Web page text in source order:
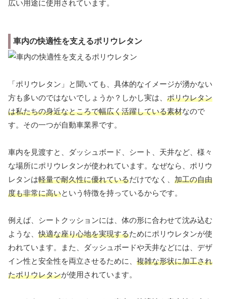
広い用途に使用されています。
車内の快適性を支えるポリウレタン
「ポリウレタン」と聞いても、具体的なイメージが湧かない
方も多いのではないでしょうか？しかし実は、 ポリウレタン
は私たちの身近なところで幅広く活躍している素材なので
す。その一つが自動車業界です。
車内を見渡すと、ダッシュボード、シート、天井など、様々
な場所にポリウレタンが使われています。なぜなら、ポリウ
レタンは軽量で耐久性に優れているだけでなく、 加工の自由
度も非常に高いという特徴を持っているからです。
例えば、シートクッションには、体の形に合わせて沈み込む
ような、快適な座り心地を実現するためにポリウレタンが使
われています。また、ダッシュボードや天井などには、デザ
イン性と安全性を両立させるために、 複雑な形状に加工され
たポリウレタンが使用されています。